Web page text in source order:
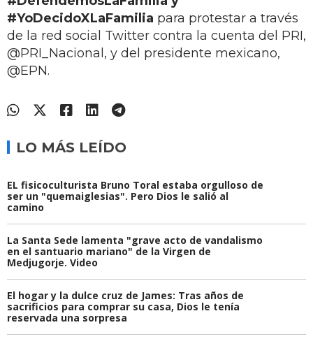
#YoDecidoXLaFamilia para protestar a través
de la red social Twitter contra la cuenta del PRI,
@PRI_Nacional, y del presidente mexicano,
@EPN.
LO MÁS LEÍDO
EL fisicoculturista Bruno Toral estaba orgulloso de
ser un "quemaiglesias". Pero Dios le salió al
camino
La Santa Sede lamenta "grave acto de vandalismo
en el santuario mariano" de la Virgen de
Medjugorje. Video
El hogar y la dulce cruz de James: Tras años de
sacrificios para comprar su casa, Dios le tenía
reservada una sorpresa